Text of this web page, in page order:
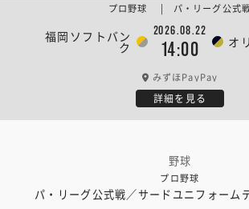
福岡ソフトバン
ク
2026.08.22
14:00 オ
プロ野球 | パ・リーグ公式
みずほPayPay
詳細を見る
野球
プロ野球
パ・リーグ公式戦／サードユニフォー